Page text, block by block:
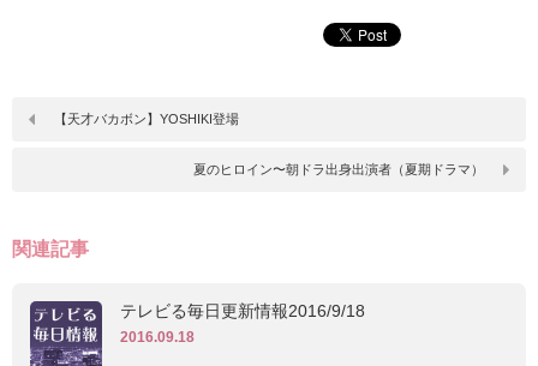
【天才バカボン】YOSHIKI登場
夏のヒロイン〜朝ドラ出身出演者（夏期ドラマ）
関連記事
テレビる毎日更新情報2016/9/18
2016.09.18